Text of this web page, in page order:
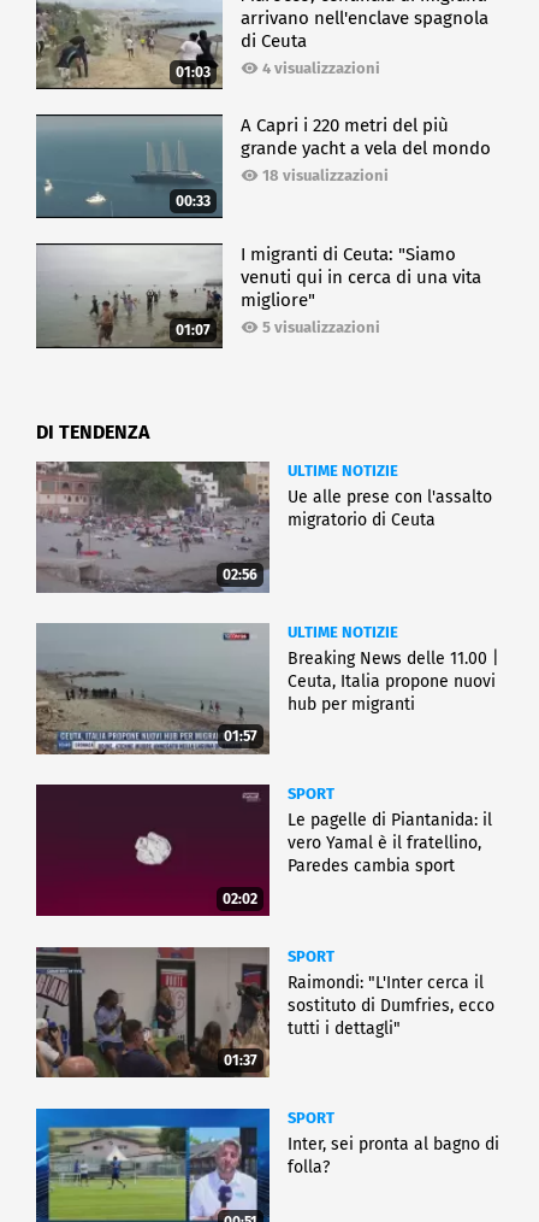
01:03
arrivano nell'enclave spagnola
di Ceuta
4 visualizzazioni
00:33
A Capri i 220 metri del più
grande yacht a vela del mondo
18 visualizzazioni
01:07
I migranti di Ceuta: "Siamo
venuti qui in cerca di una vita
migliore"
5 visualizzazioni
DI TENDENZA
02:56
ULTIME NOTIZIE
Ue alle prese con l'assalto
migratorio di Ceuta
01:57
ULTIME NOTIZIE
Breaking News delle 11.00 |
Ceuta, Italia propone nuovi
hub per migranti
02:02
SPORT
Le pagelle di Piantanida: il
vero Yamal è il fratellino,
Paredes cambia sport
01:37
SPORT
Raimondi: "L'Inter cerca il
sostituto di Dumfries, ecco
tutti i dettagli"
SPORT
Inter, sei pronta al bagno di
folla?